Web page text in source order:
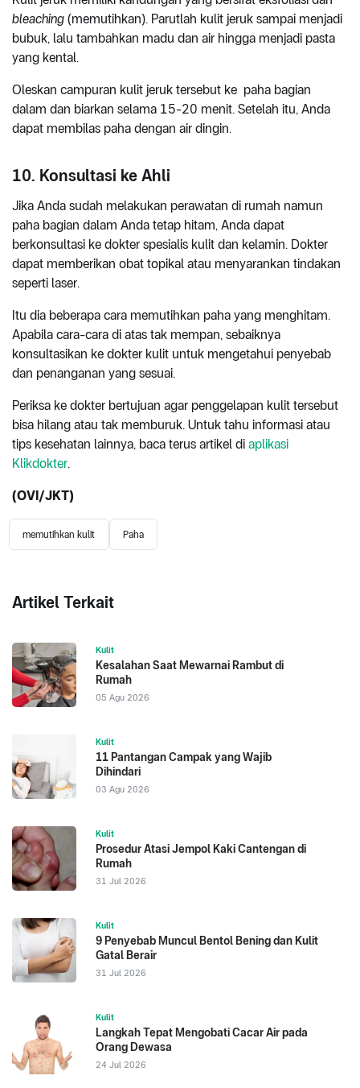
bleaching (memutihkan). Parutlah kulit jeruk sampai menjadi
bubuk, lalu tambahkan madu dan air hingga menjadi pasta
yang kental.
Oleskan campuran kulit jeruk tersebut ke paha bagian
dalam dan biarkan selama 15-20 menit. Setelah itu, Anda
dapat membilas paha dengan air dingin.
10. Konsultasi ke Ahli
Jika Anda sudah melakukan perawatan di rumah namun
paha bagian dalam Anda tetap hitam, Anda dapat
berkonsultasi ke dokter spesialis kulit dan kelamin. Dokter
dapat memberikan obat topikal atau menyarankan tindakan
seperti laser.
Itu dia beberapa cara memutihkan paha yang menghitam.
Apabila cara-cara di atas tak mempan, sebaiknya
konsultasikan ke dokter kulit untuk mengetahui penyebab
dan penanganan yang sesuai.
Periksa ke dokter bertujuan agar penggelapan kulit tersebut
bisa hilang atau tak memburuk. Untuk tahu informasi atau
tips kesehatan lainnya, baca terus artikel di aplikasi
Klikdokter.
(OVI/JKT)
memutihkan kulit Paha
Artikel Terkait
Kulit
Kesalahan Saat Mewarnai Rambut di
Rumah
05 Agu 2026
Kulit
11 Pantangan Campak yang Wajib
Dihindari
03 Agu 2026
Kulit
Prosedur Atasi Jempol Kaki Cantengan di
Rumah
31 Jul 2026
Kulit
9 Penyebab Muncul Bentol Bening dan Kulit
Gatal Berair
31 Jul 2026
Kulit
Langkah Tepat Mengobati Cacar Air pada
Orang Dewasa
24 Jul 2026